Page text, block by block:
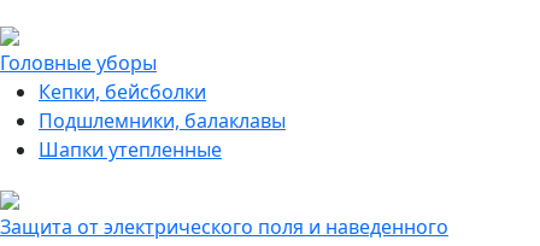
Головные уборы
Кепки, бейсболки
Подшлемники, балаклавы
Шапки утепленные
Защита от электрического поля и наведенного